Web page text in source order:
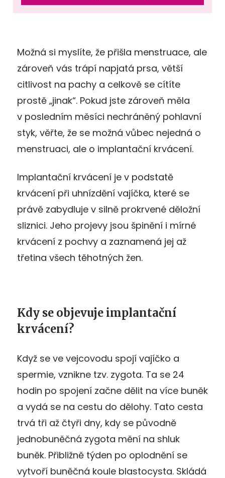
Možná si myslíte, že přišla menstruace, ale
zároveň vás trápí napjatá prsa, větší
citlivost na pachy a celkově se cítíte
prostě „jinak“. Pokud jste zároveň měla
v posledním měsíci nechráněný pohlavní
styk, věřte, že se možná vůbec nejedná o
menstruaci, ale o implantační krvácení.
Implantační krvácení je v podstatě
krvácení při uhnízdění vajíčka, které se
právě zabydluje v silně prokrvené děložní
sliznici. Jeho projevy jsou špinění i mírné
krvácení z pochvy a zaznamená jej až
třetina všech těhotných žen.
Kdy se objevuje implantační
krvácení?
Když se ve vejcovodu spojí vajíčko a
spermie, vznikne tzv. zygota. Ta se 24
hodin po spojení začne dělit na více buněk
a vydá se na cestu do dělohy. Tato cesta
trvá tři až čtyři dny, kdy se původně
jednobuněčná zygota mění na shluk
buněk. Přibližně týden po oplodnění se
vytvoří buněčná koule blastocysta. Skládá